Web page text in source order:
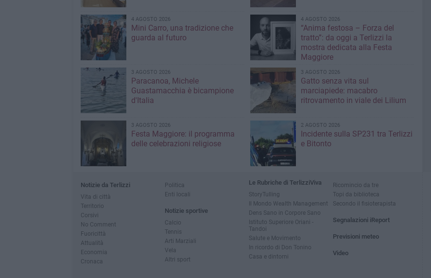
4 AGOSTO 2026
Mini Carro, una tradizione che
guarda al futuro
4 AGOSTO 2026
“Anima festosa – Forza del
tratto”: da oggi a Terlizzi la
mostra dedicata alla Festa
Maggiore
3 AGOSTO 2026
Paracanoa, Michele
Guastamacchia è bicampione
d'Italia
3 AGOSTO 2026
Gatto senza vita sul
marciapiede: macabro
ritrovamento in viale dei Lilium
3 AGOSTO 2026
Festa Maggiore: il programma
delle celebrazioni religiose
2 AGOSTO 2026
Incidente sulla SP231 tra Terlizzi
e Bitonto
Notizie da Terlizzi
Vita di città
Territorio
Corsivi
No Comment
Fuoricittà
Attualità
Economia
Cronaca
Politica
Enti locali
Notizie sportive
Calcio
Tennis
Arti Marziali
Vela
Altri sport
Le Rubriche di TerlizziViva
StoryTulling
Il Mondo Wealth Management
Dens Sano in Corpore Sano
Istituto Superiore Oriani -
Tandoi
Salute e Movimento
In ricordo di Don Tonino
Casa e dintorni
Ricomincio da tre
Topi da biblioteca
Secondo il fisioterapista
Segnalazioni iReport
Previsioni meteo
Video